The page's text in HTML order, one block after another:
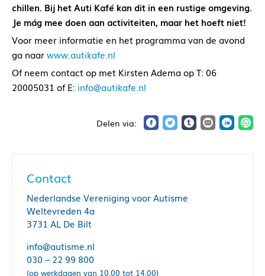
chillen. Bij het Auti Kafé kan dit in een rustige omgeving.
Je mág mee doen aan activiteiten, maar het hoeft niet!
Voor meer informatie en het programma van de avond
ga naarwww.autikafe.nl
Of neem contact op met Kirsten Adema op T: 06
20005031 of E: info@autikafe.nl
Contact
Nederlandse Vereniging voor Autisme
Weltevreden 4a
3731 AL De Bilt
info@autisme.nl
030 – 22 99 800
(op werkdagen van 10.00 tot 14.00)